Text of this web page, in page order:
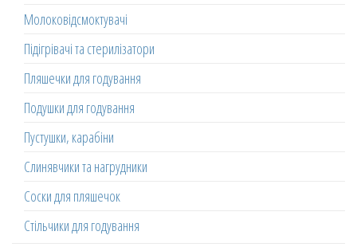
Молоковідсмоктувачі
Підігрівачі та стерилізатори
Пляшечки для годування
Подушки для годування
Пустушки, карабіни
Слинявчики та нагрудники
Соски для пляшечок
Стільчики для годування